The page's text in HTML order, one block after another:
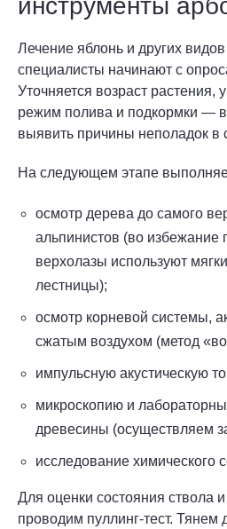
инструменты
Лечение яблонь и других
специалисты начинают с
Уточняется возраст растения,
режим полива и подкормки —
выявить причины неполадок в
На следующем этапе
осмотр дерева до самого
альпинистов (во избежание
верхолазы используют
лестницы);
осмотр корневой системы,
сжатым воздухом (метод
импульсную акустическую
микроскопию и
древесины (осуществляем
исследование химического
Для оценки состояния ствола
проводим пуллинг-тест. Тянем